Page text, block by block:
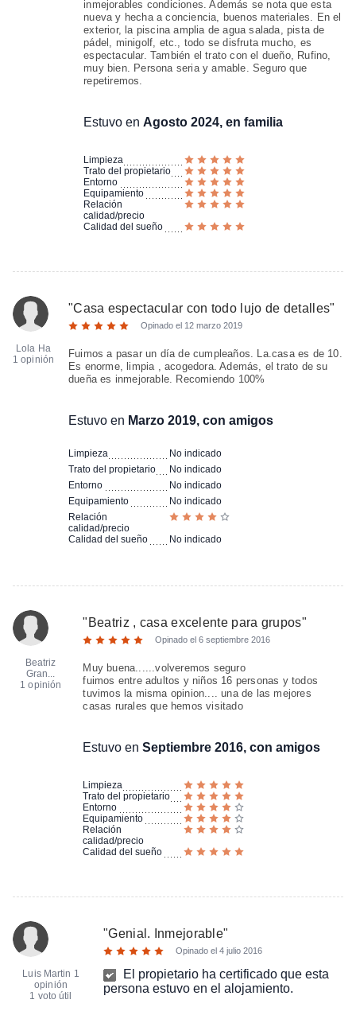
inmejorables condiciones. Además se nota que esta
nueva y hecha a conciencia, buenos materiales. En el
exterior, la piscina amplia de agua salada, pista de
pádel, minigolf, etc., todo se disfruta mucho, es
espectacular. También el trato con el dueño, Rufino,
muy bien. Persona seria y amable. Seguro que
repetiremos.
Estuvo en Agosto 2024, en familia
Limpieza
Trato del propietario
Entorno
Equipamiento
Relación
calidad/precio
Calidad del sueño
Lola Ha
1 opinión
"Casa espectacular con todo lujo de detalles"
Opinado el 12 marzo 2019
Fuimos a pasar un día de cumpleaños. La.casa es de 10.
Es enorme, limpia , acogedora. Además, el trato de su
dueña es inmejorable. Recomiendo 100%
Estuvo en Marzo 2019, con amigos
Limpieza
No indicado
Trato del propietario
No indicado
Entorno
No indicado
Equipamiento
No indicado
Relación
calidad/precio
Calidad del sueño
No indicado
Beatriz
Gran...
1 opinión
" Beatriz , casa excelente para grupos"
Opinado el6 septiembre 2016
Muy buena......volveremos seguro
fuimos entre adultos y niños 16 personas y todos
tuvimos la misma opinion.... una de las mejores
casas rurales que hemos visitado
Estuvo enSeptiembre 2016, con amigos
Limpieza
Trato del propietario
Entorno
Equipamiento
Relación
calidad/precio
Calidad del sueño
Luis Martin 1
opinión
1 voto útil
"Genial. Inmejorable"
Opinado el4 julio 2016
El propietario ha certificado que esta
persona estuvo en el alojamiento.